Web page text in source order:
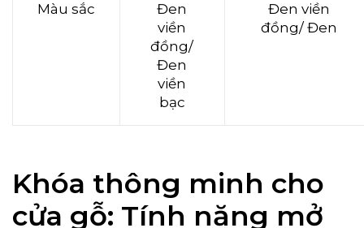
Màu sắc
Đen
viền
đồng/
Đen
viền
bạc
Đen viền
đồng/ Đen
Khóa thông minh cho
cửa gỗ: Tính năng mở